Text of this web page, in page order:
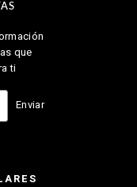
que
ti
Enviar